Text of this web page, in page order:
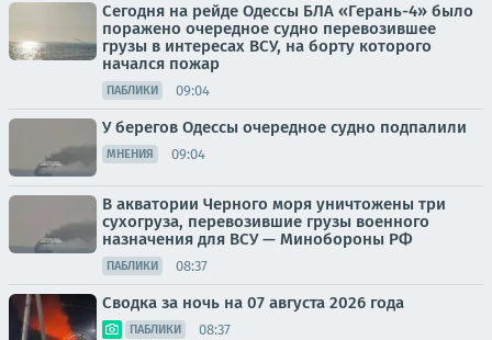
Сегодня на рейде Одессы БЛА «Герань-4» было
поражено очередное судно перевозившее
грузы в интересах ВСУ, на борту которого
начался пожар
ПАБЛИКИ 09:04
У берегов Одессы очередное судно подпалили
МНЕНИЯ 09:04
В акватории Черного моря уничтожены три
сухогруза, перевозившие грузы военного
назначения для ВСУ — Минобороны РФ
ПАБЛИКИ 08:37
Сводка за ночь на 07 августа 2026 года
ПАБЛИКИ 08:37